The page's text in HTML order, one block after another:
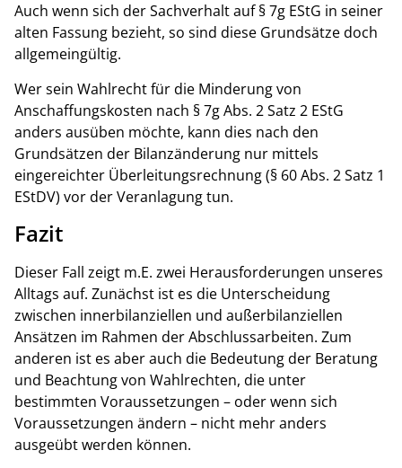
Auch wenn sich der Sachverhalt auf § 7g EStG in seiner
alten Fassung bezieht, so sind diese Grundsätze doch
allgemeingültig.
Wer sein Wahlrecht für die Minderung von
Anschaffungskosten nach § 7g Abs. 2 Satz 2 EStG
anders ausüben möchte, kann dies nach den
Grundsätzen der Bilanzänderung nur mittels
eingereichter Überleitungsrechnung (§ 60 Abs. 2 Satz 1
EStDV) vor der Veranlagung tun.
Fazit
Dieser Fall zeigt m.E. zwei Herausforderungen unseres
Alltags auf. Zunächst ist es die Unterscheidung
zwischen innerbilanziellen und außerbilanziellen
Ansätzen im Rahmen der Abschlussarbeiten. Zum
anderen ist es aber auch die Bedeutung der Beratung
und Beachtung von Wahlrechten, die unter
bestimmten Voraussetzungen – oder wenn sich
Voraussetzungen ändern – nicht mehr anders
ausgeübt werden können.